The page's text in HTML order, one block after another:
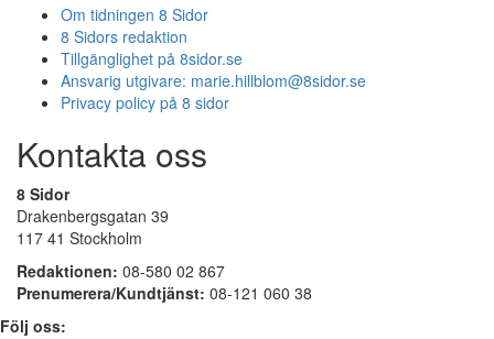
Om tidningen 8 Sidor
8 Sidors redaktion
Tillgänglighet på 8sidor.se
Ansvarig utgivare: marie.hillblom@8sidor.se
Privacy policy på 8 sidor
Kontakta oss
8 Sidor
Drakenbergsgatan 39
117 41 Stockholm
Redaktionen: 08-580 02 867
Prenumerera/Kundtjänst: 08-121 060 38
Följ oss: